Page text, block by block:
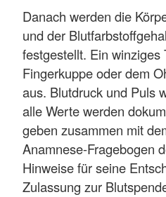
Danach werden die
und der
festgestellt. Ein winziges
Fingerkuppe oder dem
aus. Blutdruck und Puls
alle Werte werden
geben zusammen mit
Anamnese-Fragebogen
Hinweise für seine
Zulassung zur